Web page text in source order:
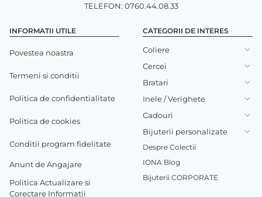
INFORMATII UTILE
Povestea noastra
Termeni si conditii
Politica de confidentialitate
Politica de cookies
Conditii program fidelitate
Anunt de Angajare
Politica Actualizare si
Corectare Informatii
TELEFON: 0760.44.08.33
CATEGORII DE INTERES
Coliere
Cercei
Bratari
Inele / Verighete
Cadouri
Bijuterii personalizate
Despre Colectii
IONA Blog
Bijuterii CORPORATE